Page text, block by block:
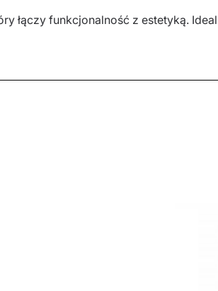
łączy funkcjonalność z estetyką.